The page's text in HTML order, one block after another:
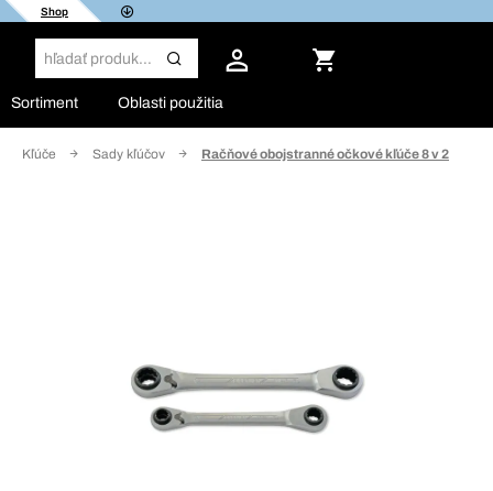
Shop
Sortiment Oblasti použitia
Kľúče Sady kľúčov Račňové obojstranné očkové kľúče 8 v 2